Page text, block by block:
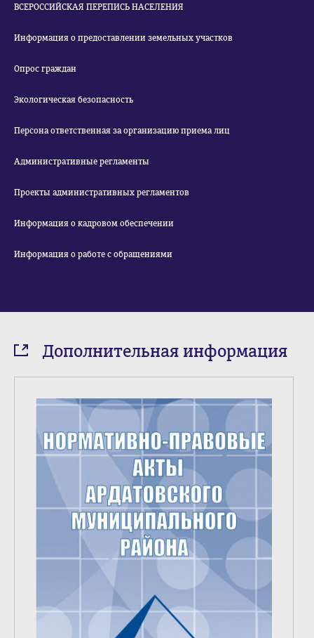
ВСЕРОССИЙСКАЯ ПЕРЕПИСЬ НАСЕЛЕНИЯ
Информация о предоставлении земельных участков
Опрос граждан
Экологическая безопасность
Персона ответственная за организацию приема лиц
Административные регламенты
Проекты административных регламентов
Информация о кадровом обеспечении
Информация о работе с обращениями
Дополнительная информация